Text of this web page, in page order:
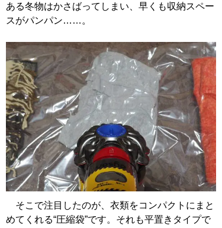
ある冬物はかさばってしまい、早くも収納スペー
スがパンパン……。
そこで注目したのが、衣類をコンパクトにまと
めてくれる“圧縮袋”です。それも平置きタイプで